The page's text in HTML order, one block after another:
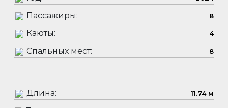
Пассажиры: 8
Каюты: 4
Спальных мест: 8
Длина: 11.74 м